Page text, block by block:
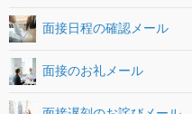
面接日程の確認メール
面接のお礼メール